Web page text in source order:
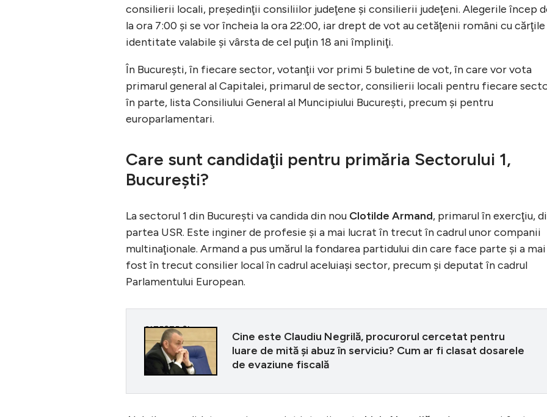
consilierii locali, preşedinţii consiliilor judeţene şi consilierii judeţeni. Alegerile încep
la ora 7:00 şi se vor încheia la ora 22:00, iar drept de vot au cetăţenii români cu cărţile
identitate valabile şi vârsta de cel puţin 18 ani împliniţi.
În Bucureşti, în fiecare sector, votanţii vor primi 5 buletine de vot, în care vor vota
primarul general al Capitalei, primarul de sector, consilierii locali pentru fiecare
în parte, lista Consiliului General al Muncipiului Bucureşti, precum şi pentru
europarlamentari.
Care sunt candidaţii pentru primăria Sectorului 1,
Bucureşti?
La sectorul 1 din Bucureşti va candida din nou Clotilde Armand, primarul în exercţiu,
partea USR. Este inginer de profesie şi a mai lucrat în trecut în cadrul unor companii
multinaţionale. Armand a pus umărul la fondarea partidului din care face parte şi a mai
fost în trecut consilier local în cadrul aceluiaşi sector, precum şi deputat în cadrul
Parlamentului European.
CITEȘTE ȘI
Cine este Claudiu Negrilă, procurorul cercetat pentru
luare de mită şi abuz în serviciu? Cum ar fi clasat dosarele
de evaziune fiscală